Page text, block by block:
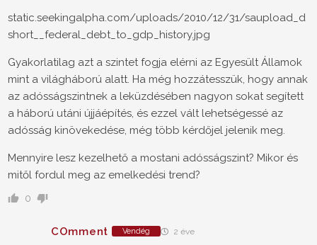
static.seekingalpha.com/uploads/2010/12/31/saupload_d
short__federal_debt_to_gdp_history.jpg
Gyakorlatilag azt a szintet fogja elérni az Egyesült Államok
mint a világháború alatt. Ha még hozzátesszük, hogy annak
az adósságszintnek a leküzdésében nagyon sokat segített
a háború utáni újjáépítés, és ezzel vált lehetségessé az
adósság kinövekedése, még több kérdőjel jelenik meg.
Mennyire lesz kezelhető a mostani adósságszint? Mikor és
mitől fordul meg az emelkedési trend?
0
COmment Vendég 2 éve